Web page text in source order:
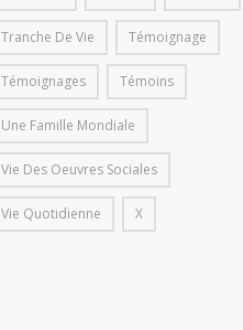
Tranche De Vie Témoignage
Témoignages Témoins
Une Famille Mondiale
Vie Des Oeuvres Sociales
Vie Quotidienne X